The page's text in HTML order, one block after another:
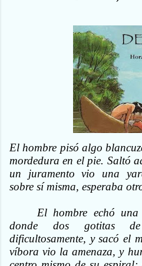
El hombre pisó algo
mordedura en el pie. Saltó
un juramento vio una
sobre sí misma, esperaba
El hombre echó
donde dos gotitas de
dificultosamente, y sacó el
víbora vio la amenaza, y